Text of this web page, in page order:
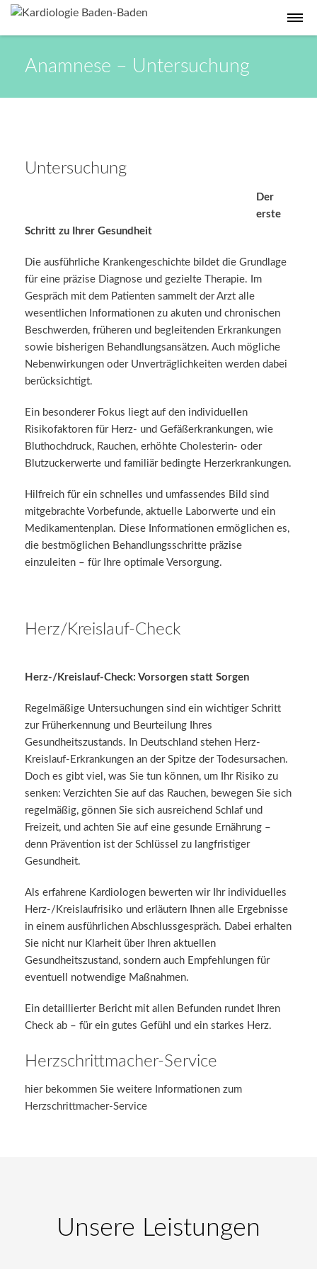
Anamnese – Untersuchung
Untersuchung
Der
erste
Schritt zu Ihrer Gesundheit
Die ausführliche Krankengeschichte bildet die Grundlage
für eine präzise Diagnose und gezielte Therapie. Im
Gespräch mit dem Patienten sammelt der Arzt alle
wesentlichen Informationen zu akuten und chronischen
Beschwerden, früheren und begleitenden Erkrankungen
sowie bisherigen Behandlungsansätzen. Auch mögliche
Nebenwirkungen oder Unverträglichkeiten werden dabei
berücksichtigt.
Ein besonderer Fokus liegt auf den individuellen
Risikofaktoren für Herz- und Gefäßerkrankungen, wie
Bluthochdruck, Rauchen, erhöhte Cholesterin- oder
Blutzuckerwerte und familiär bedingte Herzerkrankungen.
Hilfreich für ein schnelles und umfassendes Bild sind
mitgebrachte Vorbefunde, aktuelle Laborwerte und ein
Medikamentenplan. Diese Informationen ermöglichen es,
die bestmöglichen Behandlungsschritte präzise
einzuleiten – für Ihre optimale Versorgung.
Herz/Kreislauf-Check
Herz-/Kreislauf-Check: Vorsorgen statt Sorgen
Regelmäßige Untersuchungen sind ein wichtiger Schritt
zur Früherkennung und Beurteilung Ihres
Gesundheitszustands. In Deutschland stehen Herz-
Kreislauf-Erkrankungen an der Spitze der Todesursachen.
Doch es gibt viel, was Sie tun können, um Ihr Risiko zu
senken: Verzichten Sie auf das Rauchen, bewegen Sie sich
regelmäßig, gönnen Sie sich ausreichend Schlaf und
Freizeit, und achten Sie auf eine gesunde Ernährung –
denn Prävention ist der Schlüssel zu langfristiger
Gesundheit.
Als erfahrene Kardiologen bewerten wir Ihr individuelles
Herz-/Kreislaufrisiko und erläutern Ihnen alle Ergebnisse
in einem ausführlichen Abschlussgespräch. Dabei erhalten
Sie nicht nur Klarheit über Ihren aktuellen
Gesundheitszustand, sondern auch Empfehlungen für
eventuell notwendige Maßnahmen.
Ein detaillierter Bericht mit allen Befunden rundet Ihren
Check ab – für ein gutes Gefühl und ein starkes Herz.
Herzschrittmacher-Service
hier bekommen Sie weitere Informationen zum
Herzschrittmacher-Service
Unsere Leistungen